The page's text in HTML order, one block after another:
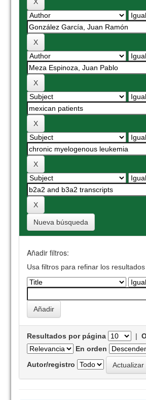
Nueva búsqueda
Añadir filtros:
Usa filtros para refinar los resultados
Resultados por página |
En orden
Autor/registro